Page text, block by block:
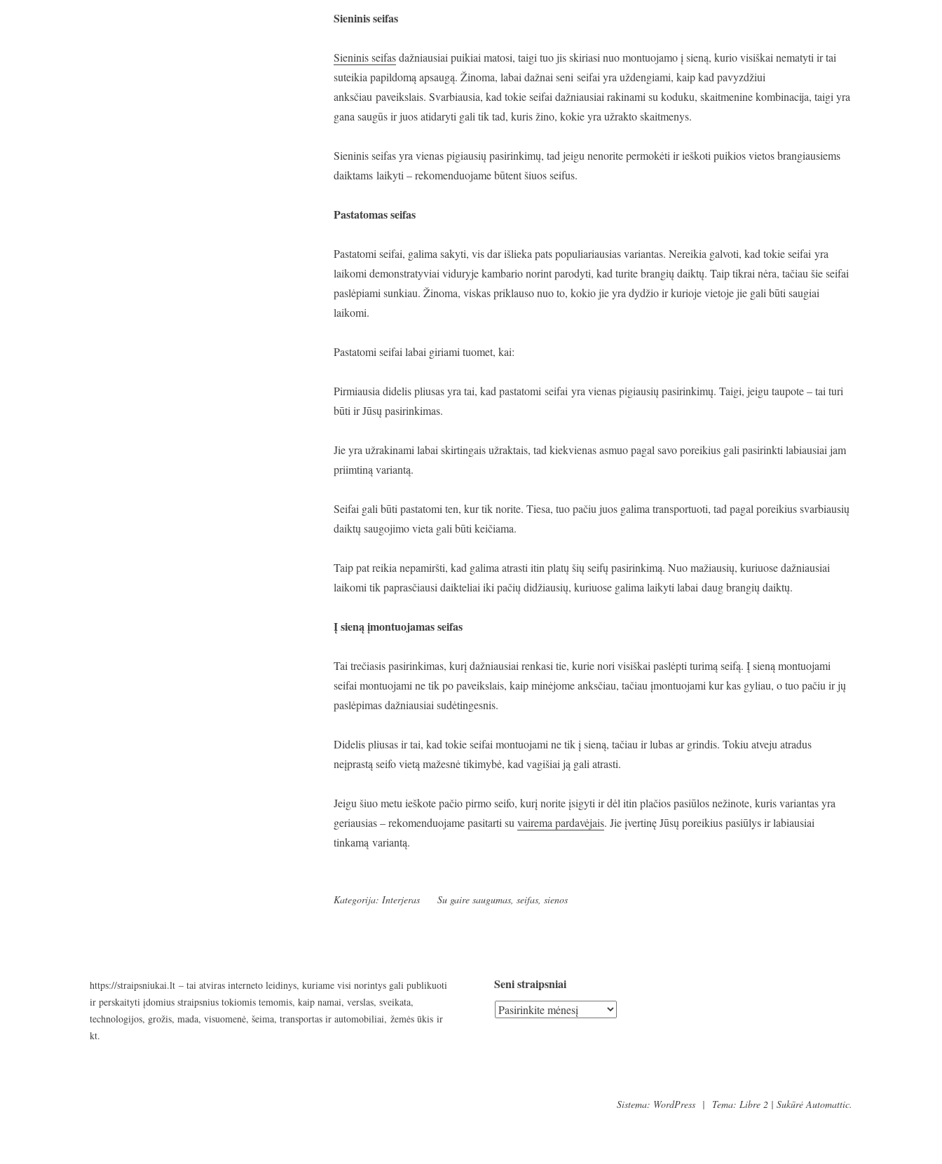
Sieninis seifas
Sieninis seifasdažniausiai puikiai matosi, taigi tuo jis skiriasi nuo montuojamo į sieną, kurio visiškai nematyti ir tai
suteikia papildomą apsaugą. Žinoma, labai dažnai seni seifai yra uždengiami, kaip kad pavyzdžiui
anksčiau paveikslais. Svarbiausia, kad tokie seifai dažniausiai rakinami su koduku, skaitmenine kombinacija, taigi yra
gana saugūs ir juos atidaryti gali tik tad, kuris žino, kokie yra užrakto skaitmenys.
Sieninis seifas yra vienas pigiausių pasirinkimų, tad jeigu nenorite permokėti ir ieškoti puikios vietos brangiausiems
daiktams laikyti – rekomenduojame būtent šiuos seifus.
Pastatomas seifas
Pastatomi seifai, galima sakyti, vis dar išlieka pats populiariausias variantas. Nereikia galvoti, kad tokie seifai yra
laikomi demonstratyviai viduryje kambario norint parodyti, kad turite brangių daiktų. Taip tikrai nėra, tačiau šie seifai
paslėpiami sunkiau. Žinoma, viskas priklauso nuo to, kokio jie yra dydžio ir kurioje vietoje jie gali būti saugiai
laikomi.
Pastatomi seifai labai giriami tuomet, kai:
Pirmiausia didelis pliusas yra tai, kad pastatomi seifai yra vienas pigiausių pasirinkimų. Taigi, jeigu taupote – tai turi
būti ir Jūsų pasirinkimas.
Jie yra užrakinami labai skirtingais užraktais, tad kiekvienas asmuo pagal savo poreikius gali pasirinkti labiausiai jam
priimtiną variantą.
Seifai gali būti pastatomi ten, kur tik norite. Tiesa, tuo pačiu juos galima transportuoti, tad pagal poreikius svarbiausių
daiktų saugojimo vieta gali būti keičiama.
Taip pat reikia nepamiršti, kad galima atrasti itin platų šių seifų pasirinkimą. Nuo mažiausių, kuriuose dažniausiai
laikomi tik paprasčiausi daikteliai iki pačių didžiausių, kuriuose galima laikyti labai daug brangių daiktų.
Į sieną įmontuojamas seifas
Tai trečiasis pasirinkimas, kurį dažniausiai renkasi tie, kurie nori visiškai paslėpti turimą seifą. Į sieną montuojami
seifai montuojami ne tik po paveikslais, kaip minėjome anksčiau, tačiau įmontuojami kur kas gyliau, o tuo pačiu ir jų
paslėpimas dažniausiai sudėtingesnis.
Didelis pliusas ir tai, kad tokie seifai montuojami ne tik į sieną, tačiau ir lubas ar grindis. Tokiu atveju atradus
neįprastą seifo vietą mažesnė tikimybė, kad vagišiai ją gali atrasti.
Jeigu šiuo metu ieškote pačio pirmo seifo, kurį norite įsigyti ir dėl itin plačios pasiūlos nežinote, kuris variantas yra
geriausias – rekomenduojame pasitarti suvairema pardavėjais. Jie įvertinę Jūsų poreikius pasiūlys ir labiausiai
tinkamą variantą.
Kategorija:Interjeras Su gaire saugumas, seifas, sienos
https://straipsniukai.lt – tai atviras interneto leidinys, kuriame visi norintys gali publikuoti
ir perskaityti įdomius straipsnius tokiomis temomis, kaip namai, verslas, sveikata,
technologijos, grožis, mada, visuomenė, šeima, transportas ir automobiliai, žemės ūkis ir
kt.
Seni straipsniai
Seni
Sistema: WordPress | Tema: Libre 2 | Sukūrė Automattic.